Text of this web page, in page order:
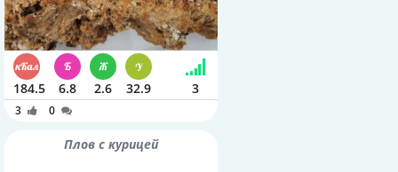
184.5 6.8 2.6 32.9 3
3 0
Плов с курицей